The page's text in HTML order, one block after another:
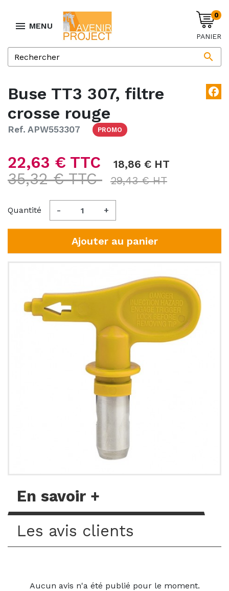
 MENU

0
PANIER
Buse TT3 307, filtre
crosse rouge
facebook
Ref. APW553307 PROMO
22,63 € TTC 18,86 € HT
35,32 € TTC 29,43 € HT
Quantité - +
Ajouter au panier
En savoir +
Les avis clients
Aucun avis n'a été publié pour le moment.